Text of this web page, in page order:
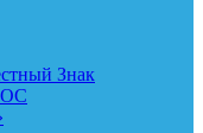
Знак
ОС